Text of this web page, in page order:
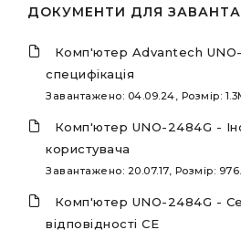
ДОКУМЕНТИ ДЛЯ
Комп'ютер Advantech UNO-
специфікація
Завантажено: 04.09.24, Розмір:
Комп'ютер UNO-2484G -
користувача
Завантажено: 20.07.17, Розмір:
Комп'ютер UNO-2484G -
відповідності CE